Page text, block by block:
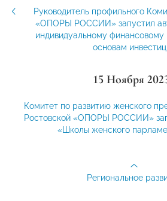
Руководитель профильного
«ОПОРЫ РОССИИ» запустил
индивидуальному
основам
15 Ноября
Комитет по развитию женского
Ростовской «ОПОРЫ РОССИИ»
«Школы женского
Региональное